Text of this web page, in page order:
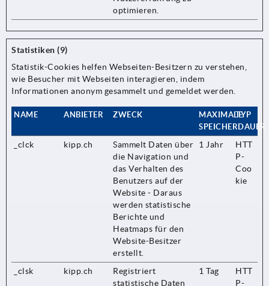
optimieren.
Statistiken (9)
Statistik-Cookies helfen Webseiten-Besitzern zu verstehen,
wie Besucher mit Webseiten interagieren, indem
Informationen anonym gesammelt und gemeldet werden.
NAME ANBIETER ZWECK
MAXIMALE
SPEICHERDAUER
TYP
_clck kipp.ch
Sammelt Daten über
die Navigation und
das Verhalten des
Benutzers auf der
Website - Daraus
werden statistische
Berichte und
Heatmaps für den
Website-Besitzer
erstellt.
1 Jahr
HTT
P-
Coo
kie
_clsk kipp.ch
Registriert
statistische Daten
1 Tag
HTT
P-